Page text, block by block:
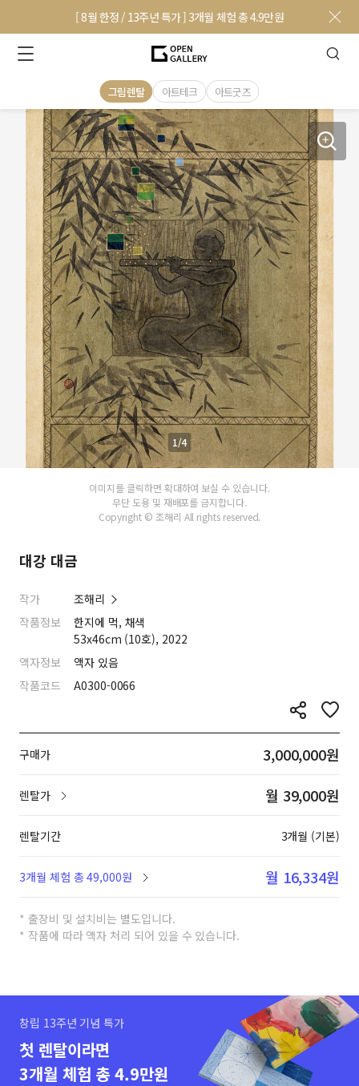
[ 8월 한정 / 13주년 특가 ] 3개월 체험 총 4.9만원
그림렌탈 아트테크 아트굿즈
1/4
이미지를 클릭하면 확대하여 보실 수 있습니다.
무단 도용 및 재배포를 금지합니다.
Copyright © 조해리 All rights reserved.
대강 대금
작가
조해리
작품정보
한지에 먹, 채색
53x46cm (10호), 2022
액자정보
액자 있음
작품코드
A0300-0066
구매가 3,000,000원
렌탈가 월 39,000원
렌탈기간 3개월 (기본)
3개월 체험 총 49,000원 월 16,334원
* 출장비 및 설치비는 별도입니다.
* 작품에 따라 액자 처리 되어 있을 수 있습니다.
창립 13주년 기념 특가
첫 렌탈이라면
3개월 체험 총 4.9만원